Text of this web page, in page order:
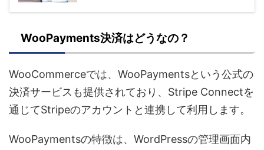
WooPayments決済はどうなの？
WooCommerceでは、WooPaymentsという公式の
決済サービスも提供されており、Stripe Connectを
通じてStripeのアカウントと連携して利用します。
WooPaymentsの特徴は、WordPressの管理画面内